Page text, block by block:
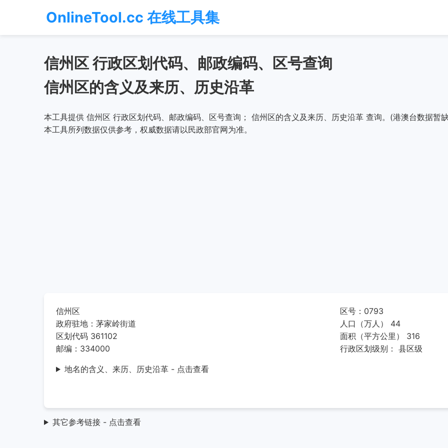
OnlineTool.cc 在线工具集
信州区 行政区划代码、邮政编码、区号查询
信州区的含义及来历、历史沿革
本工具提供 信州区 行政区划代码、邮政编码、区号查询； 信州区的含义及来历、历史沿革 查询。(港澳台数据暂
本工具所列数据仅供参考，权威数据请以民政部官网为准。
信州区
政府驻地：茅家岭街道
区划代码 361102
邮编：334000
区号：0793
人口（万人） 44
面积（平方公里） 316
行政区划级别： 县区级
地名的含义、来历、历史沿革 - 点击查看
其它参考链接 - 点击查看